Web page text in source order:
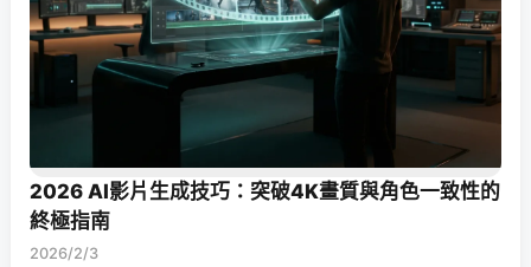
2026 AI影片生成技巧：突破4K畫質與角色一致性的
終極指南
2026/2/3